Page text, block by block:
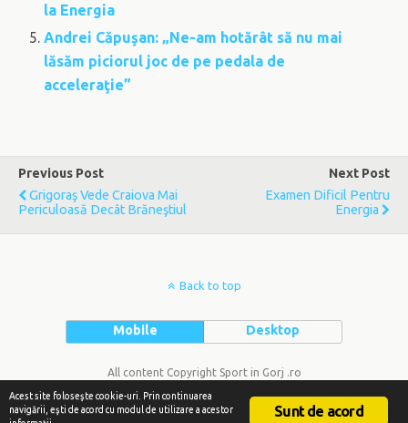
la Energia
Andrei Căpuşan: „Ne-am hotărât să nu mai
lăsăm piciorul joc de pe pedala de
acceleraţie”
Previous Post
Grigoraş Vede Craiova Mai
Periculoasă Decât Brăneştiul
Next Post
Examen Dificil Pentru
Energia
Back to top
Mobile Desktop
All content Copyright Sport in Gorj .ro
Sunt de acord
Acest site foloseşte cookie-uri. Prin continuarea
navigării, eşti de acord cu modul de utilizare a acestor